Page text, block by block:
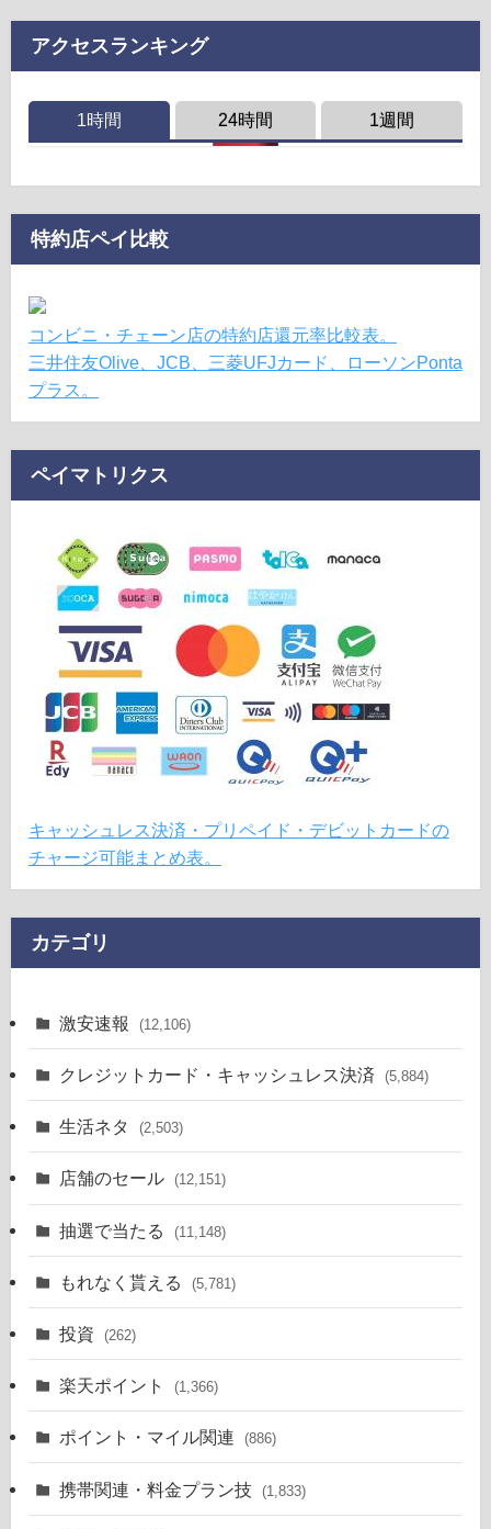
アクセスランキング
1時間 24時間 1週間
特約店ペイ比較
コンビニ・チェーン店の特約店還元率比較表。
三井住友Olive、JCB、三菱UFJカード、ローソンPonta
プラス。
ペイマトリクス
キャッシュレス決済・プリペイド・デビットカードの
チャージ可能まとめ表。
カテゴリ
激安速報 (12,106)
クレジットカード・キャッシュレス決済 (5,884)
生活ネタ (2,503)
店舗のセール (12,151)
抽選で当たる (11,148)
もれなく貰える (5,781)
投資 (262)
楽天ポイント (1,366)
ポイント・マイル関連 (886)
携帯関連・料金プラン技 (1,833)